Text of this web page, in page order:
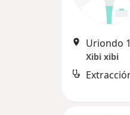
Uriondo
Xibi xibi